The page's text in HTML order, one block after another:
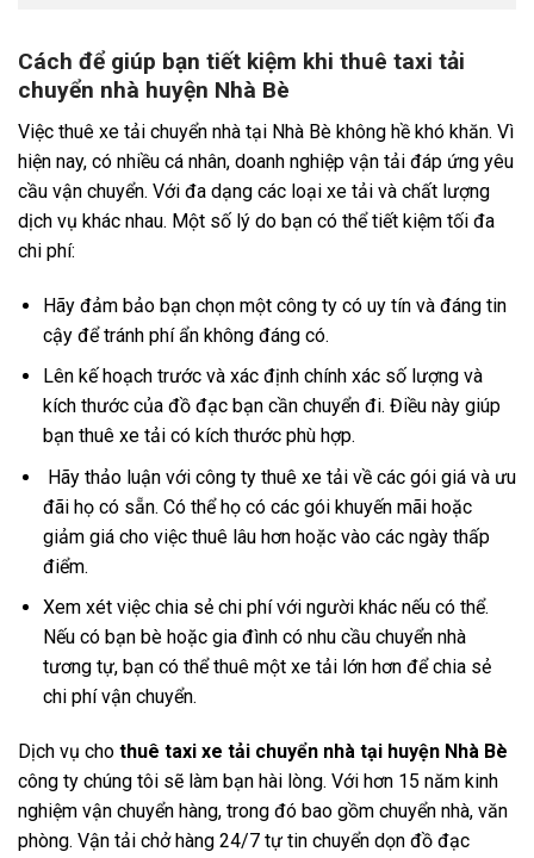
Cách để giúp bạn tiết kiệm khi thuê taxi tải
chuyển nhà huyện Nhà Bè
Việc thuê xe tải chuyển nhà tại Nhà Bè không hề khó khăn. Vì
hiện nay, có nhiều cá nhân, doanh nghiệp vận tải đáp ứng yêu
cầu vận chuyển. Với đa dạng các loại xe tải và chất lượng
dịch vụ khác nhau. Một số lý do bạn có thể tiết kiệm tối đa
chi phí:
Hãy đảm bảo bạn chọn một công ty có uy tín và đáng tin
cậy để tránh phí ẩn không đáng có.
Lên kế hoạch trước và xác định chính xác số lượng và
kích thước của đồ đạc bạn cần chuyển đi. Điều này giúp
bạn thuê xe tải có kích thước phù hợp.
Hãy thảo luận với công ty thuê xe tải về các gói giá và ưu
đãi họ có sẵn. Có thể họ có các gói khuyến mãi hoặc
giảm giá cho việc thuê lâu hơn hoặc vào các ngày thấp
điểm.
Xem xét việc chia sẻ chi phí với người khác nếu có thể.
Nếu có bạn bè hoặc gia đình có nhu cầu chuyển nhà
tương tự, bạn có thể thuê một xe tải lớn hơn để chia sẻ
chi phí vận chuyển.
Dịch vụ cho thuê taxi xe tải chuyển nhà tại huyện Nhà Bè
công ty chúng tôi sẽ làm bạn hài lòng. Với hơn 15 năm kinh
nghiệm vận chuyển hàng, trong đó bao gồm chuyển nhà, văn
phòng. Vận tải chở hàng 24/7 tự tin chuyển dọn đồ đạc